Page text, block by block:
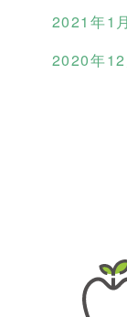
2021年1月
2020年12